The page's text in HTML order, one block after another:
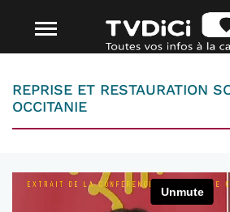
REPRISE ET RESTAURATION
OCCITANIE